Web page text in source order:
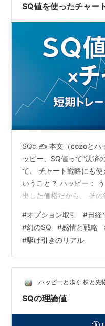
SQ値を使ったチャー
SQc ✍️ 本文（cozoとハ
ッピー、SQ値って“決済
て、 チャート戦略にも
いうこと？ ハッピー：
出した価格だから、 その
戦略 SQ値を“支持線”や“
り上で推移すれば「強気
料になる！ → 特に幻の
った場合は、そのライ
を“トレンド転換の目印”
#オプション取引 #日経
#幻のSQ #感情と戦略
#駆け引きのリアル
ハッピーと歩く 株と先
SQの理論値